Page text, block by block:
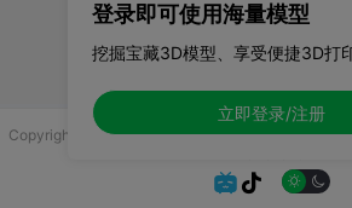
Copyright © 2025 无锡控博科技有限公司 版权所有
 
登录即可使用海量模型
挖掘宝藏3D模型、享受便捷3D打
立即登录/注册